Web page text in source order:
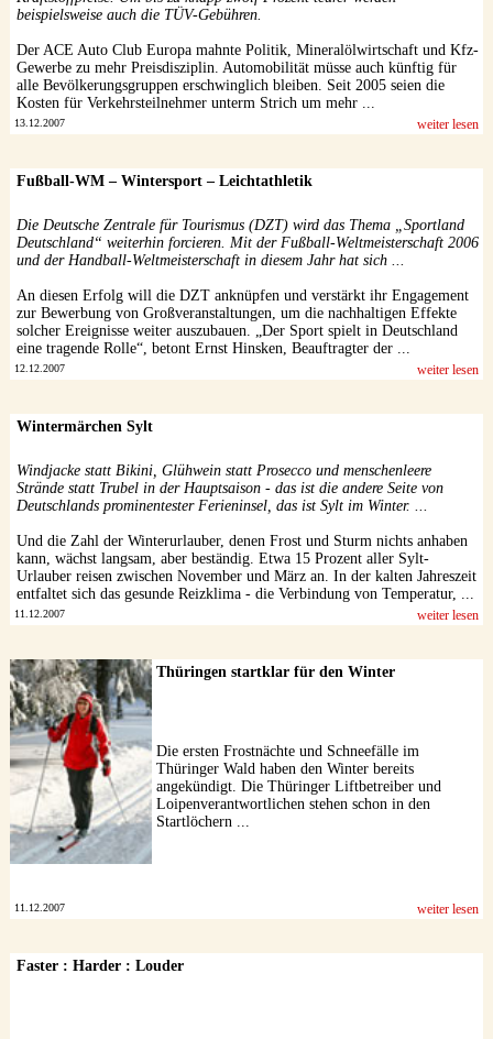
beispielsweise auch die TÜV-Gebühren.
Der ACE Auto Club Europa mahnte Politik, Mineralölwirtschaft und Kfz-
Gewerbe zu mehr Preisdisziplin. Automobilität müsse auch künftig für
alle Bevölkerungsgruppen erschwinglich bleiben. Seit 2005 seien die
Kosten für Verkehrsteilnehmer unterm Strich um mehr ...
13.12.2007 weiter lesen
Fußball-WM – Wintersport – Leichtathletik
Die Deutsche Zentrale für Tourismus (DZT) wird das Thema „Sportland
Deutschland“ weiterhin forcieren. Mit der Fußball-Weltmeisterschaft 2006
und der Handball-Weltmeisterschaft in diesem Jahr hat sich ...
An diesen Erfolg will die DZT anknüpfen und verstärkt ihr Engagement
zur Bewerbung von Großveranstaltungen, um die nachhaltigen Effekte
solcher Ereignisse weiter auszubauen. „Der Sport spielt in Deutschland
eine tragende Rolle“, betont Ernst Hinsken, Beauftragter der ...
12.12.2007 weiter lesen
Wintermärchen Sylt
Windjacke statt Bikini, Glühwein statt Prosecco und menschenleere
Strände statt Trubel in der Hauptsaison - das ist die andere Seite von
Deutschlands prominentester Ferieninsel, das ist Sylt im Winter. ...
Und die Zahl der Winterurlauber, denen Frost und Sturm nichts anhaben
kann, wächst langsam, aber beständig. Etwa 15 Prozent aller Sylt-
Urlauber reisen zwischen November und März an. In der kalten Jahreszeit
entfaltet sich das gesunde Reizklima - die Verbindung von Temperatur, ...
11.12.2007 weiter lesen
Thüringen startklar für den Winter
Die ersten Frostnächte und Schneefälle im
Thüringer Wald haben den Winter bereits
angekündigt. Die Thüringer Liftbetreiber und
Loipenverantwortlichen stehen schon in den
Startlöchern ...
11.12.2007 weiter lesen
Faster : Harder : Louder